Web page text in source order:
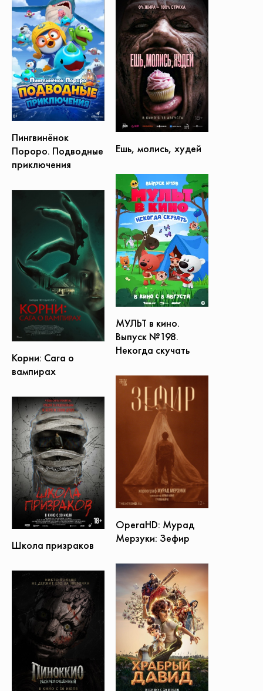
Пингвинёнок
Пороро. Подводные
приключения
Ешь, молись, худей
МУЛЬТ в кино.
Выпуск №198.
Некогда скучать
Корни: Сага о
вампирах
OperaHD: Мурад
Мерзуки: Зефир
Школа призраков